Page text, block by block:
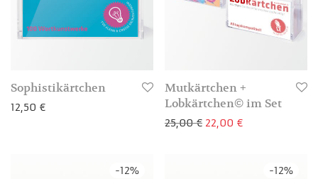
Sophistikärtchen
12,50 €
Mutkärtchen +
Lobkärtchen© im Set
25,00€ Ursprünglicher Preis
22,00 €Aktueller
3-4 Werktage
-12% -12%